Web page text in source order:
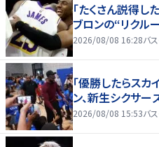
「たくさん説得し
ブロンの“リクル
2026/08/08 16:28バ
「優勝したらスカ
ン、新生シクサ
2026/08/08 15:53バ